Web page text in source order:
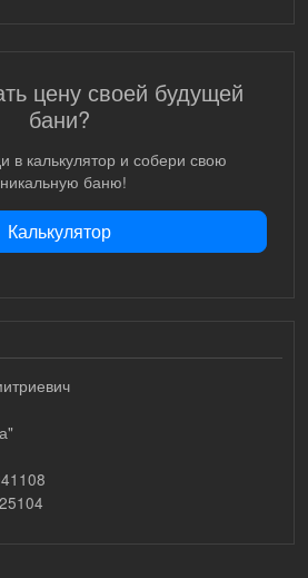
цену своей будущей
бани?
в калькулятор и собери свою
баню!
Калькулятор